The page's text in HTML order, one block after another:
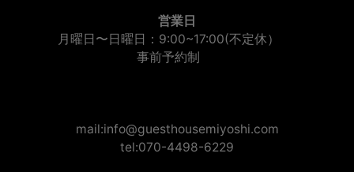
コミュニティterraceサイト